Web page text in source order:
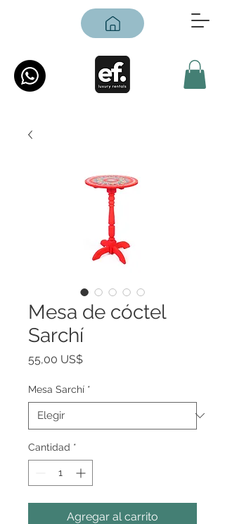
Mesa de cóctel
Sarchí
55,00 US$Precio
Mesa Sarchí *
Cantidad *
Agregar al carrito